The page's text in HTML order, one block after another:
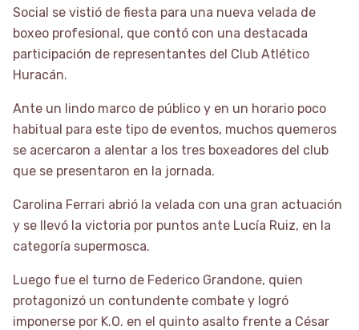
Social se vistió de fiesta para una nueva velada de
boxeo profesional, que contó con una destacada
participación de representantes del Club Atlético
Huracán.
Ante un lindo marco de público y en un horario poco
habitual para este tipo de eventos, muchos quemeros
se acercaron a alentar a los tres boxeadores del club
que se presentaron en la jornada.
Carolina Ferrari abrió la velada con una gran actuación
y se llevó la victoria por puntos ante Lucía Ruiz, en la
categoría supermosca.
Luego fue el turno de Federico Grandone, quien
protagonizó un contundente combate y logró
imponerse por K.O. en el quinto asalto frente a César